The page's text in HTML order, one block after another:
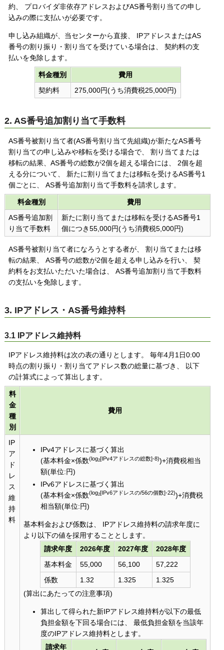
約、 プロバイダ非依存アドレスおよびAS番号割り当ての申し
込みの際に支払いが必要です。
申し込み組織が、当センターから直接、 IPアドレスまたはAS
番号の割り振り・割り当てを受けている場合は、 契約料の支
払いを免除します。
料金種別
費用
契約料
275,000円(うち消費税25,000円)
2. AS番号追加割り当て手数料
AS番号被割り当て者(AS番号割り当て先組織)が新たなAS番号
割り当ての申し込みや移転を受ける場合で、 割り当てまたは
移転の結果、AS番号の総数が2個を超える場合には、 2個を超
える分について、 新たに割り当てまたは移転を受けるAS番号1
個ごとに、 AS番号追加割り当て手数料を請求します。
料金種別
費用
AS番号追加割
り当て手数料
新たに割り当てまたは移転を受けるAS番号1
個につき55,000円(うち消費税5,000円)
AS番号被割り当て者になろうとする者が、 割り当てまたは移
転の結果、 AS番号の総数が2個を超える申し込みを行い、 契
約料をお支払いただいた場合は、 AS番号追加割り当て手数料
の支払いを免除します。
3. IPアドレス・AS番号維持料
3.1 IPアドレス維持料
IPアドレス維持料は次の表の通りとします。 毎年4月1日0:00
時点の割り振り・割り当てアドレス数の総量に基づき、 以下
の計算式によって算出します。
料
金
種
別
費用
IP
ア
ド
レ
ス
維
持
料
IPv4アドレスに基づく算出
(基本料金×係数(log2[IPv4アドレスの総数]-8))+消費税相当
額(単位:円)
IPv6アドレスに基づく算出
(基本料金×係数(log2[IPv6アドレスの/56の個数]-22))+消費税
相当額(単位:円)
基本料金および係数は、 IPアドレス維持料の請求年度に
より以下の値を採用することとします。
請求年度
2026年度 2027年度
2028年度
基本料金
55,000 56,100
57,222
係数
1.32 1.325
1.325
(算出にあたっての注意事項)
算出して得られた新IPアドレス維持料が以下の最低
負担金額を下回る場合には、 最低負担金額を当該年
度のIPアドレス維持料とします。
請求年